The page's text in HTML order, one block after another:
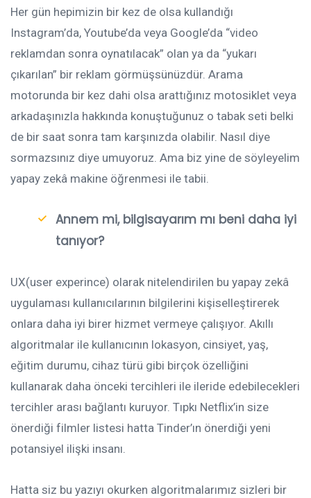
Her gün hepimizin bir kez de olsa kullandığı
Instagram’da, Youtube’da veya Google’da “video
reklamdan sonra oynatılacak” olan ya da “yukarı
çıkarılan” bir reklam görmüşsünüzdür. Arama
motorunda bir kez dahi olsa arattığınız motosiklet veya
arkadaşınızla hakkında konuştuğunuz o tabak seti belki
de bir saat sonra tam karşınızda olabilir. Nasıl diye
sormazsınız diye umuyoruz. Ama biz yine de söyleyelim
yapay zekâ makine öğrenmesi ile tabii.
Annem mi, bilgisayarım mı beni daha iyi
tanıyor?
UX(user experince) olarak nitelendirilen bu yapay zekâ
uygulaması kullanıcılarının bilgilerini kişiselleştirerek
onlara daha iyi birer hizmet vermeye çalışıyor. Akıllı
algoritmalar ile kullanıcının lokasyon, cinsiyet, yaş,
eğitim durumu, cihaz türü gibi birçok özelliğini
kullanarak daha önceki tercihleri ile ileride edebilecekleri
tercihler arası bağlantı kuruyor. Tıpkı Netflix’in size
önerdiği filmler listesi hatta Tinder’ın önerdiği yeni
potansiyel ilişki insanı.
Hatta siz bu yazıyı okurken algoritmalarımız sizleri bir